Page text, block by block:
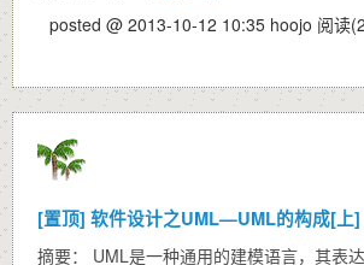
posted @ 2013-10-12 10:35 hoojo 阅读
[置顶] 软件设计之UML—UML的构成[上]
摘要： UML是一种通用的建模语言，其表